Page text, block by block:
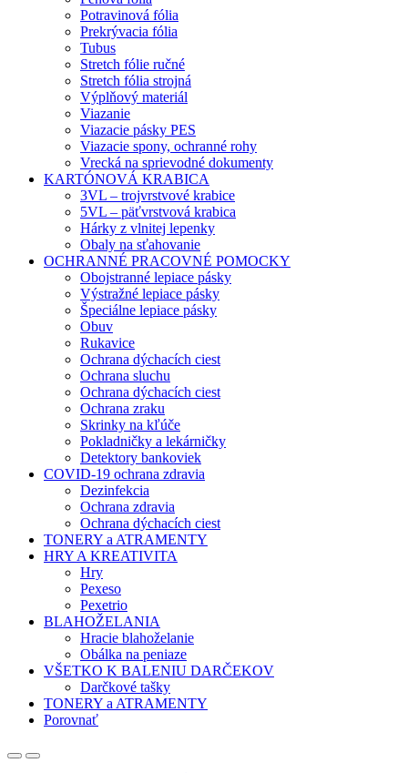
Potravinová fólia
Prekrývacia fólia
Tubus
Stretch fólie ručné
Stretch fólia strojná
Výplňový materiál
Viazanie
Viazacie pásky PES
Viazacie spony, ochranné rohy
Vrecká na sprievodné dokumenty
KARTÓNOVÁ KRABICA
3VL – trojvrstvové krabice
5VL – päťvrstvová krabica
Hárky z vlnitej lepenky
Obaly na sťahovanie
OCHRANNÉ PRACOVNÉ POMOCKY
Obojstranné lepiace pásky
Výstražné lepiace pásky
Špeciálne lepiace pásky
Obuv
Rukavice
Ochrana dýchacích ciest
Ochrana sluchu
Ochrana dýchacích ciest
Ochrana zraku
Skrinky na kľúče
Pokladničky a lekárničky
Detektory bankoviek
COVID-19 ochrana zdravia
Dezinfekcia
Ochrana zdravia
Ochrana dýchacích ciest
TONERY a ATRAMENTY
HRY A KREATIVITA
Hry
Pexeso
Pexetrio
BLAHOŽELANIA
Hracie blahoželanie
Obálka na peniaze
VŠETKO K BALENIU DARČEKOV
Darčkové tašky
TONERY a ATRAMENTY
Porovnať
OpenClose